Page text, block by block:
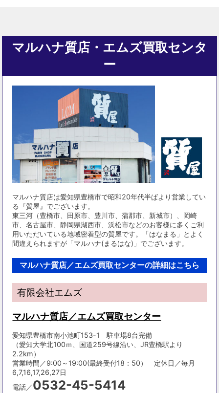
マルハナ質店・エムズ買取センタ
ー
マルハナ質店は愛知県豊橋市で昭和20年代半ばより営業してい
る『質屋』でございます。
東三河（豊橋市、田原市、豊川市、蒲郡市、新城市）、岡崎
市、名古屋市、静岡県湖西市、浜松市などのお客様に多くご利
用いただいている地域密着型の質屋です。「はなまる」とよく
間違えられますが「マルハナ(まるはな)」でございます。
マルハナ質店／エムズ買取センターの詳細はこちら
有限会社エムズ
マルハナ質店／エムズ買取センター
愛知県豊橋市南小池町153-1 駐車場8台完備
（愛知大学北100ｍ、国道259号線沿い、JR豊橋駅より
2.2km）
営業時間／9:00～19:00(最終受付18：50） 定休日／毎月
6,7,16,17,26,27日
電話／0532-45-5414